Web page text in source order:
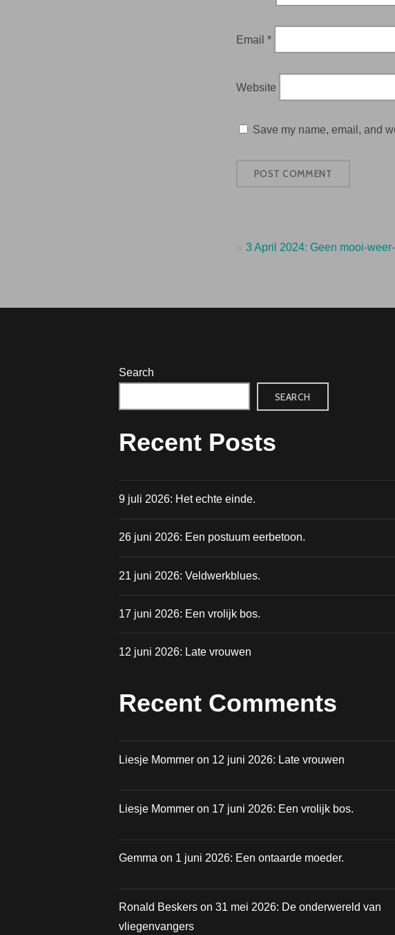
Email *
Website
Save my name, email, and
Post
3 April 2024: Geen mooi-
Search
SEARCH
Recent Posts
9 juli 2026: Het echte einde.
26 juni 2026: Een postuum eerbetoon.
21 juni 2026: Veldwerkblues.
17 juni 2026: Een vrolijk bos.
12 juni 2026: Late vrouwen
Recent Comments
Liesje Mommer on 12 juni 2026: Late vrouwen
Liesje Mommer on 17 juni 2026: Een vrolijk bos.
Gemma on 1 juni 2026: Een ontaarde moeder.
Ronald Beskers on 31 mei 2026: De onderwereld van
vliegenvangers